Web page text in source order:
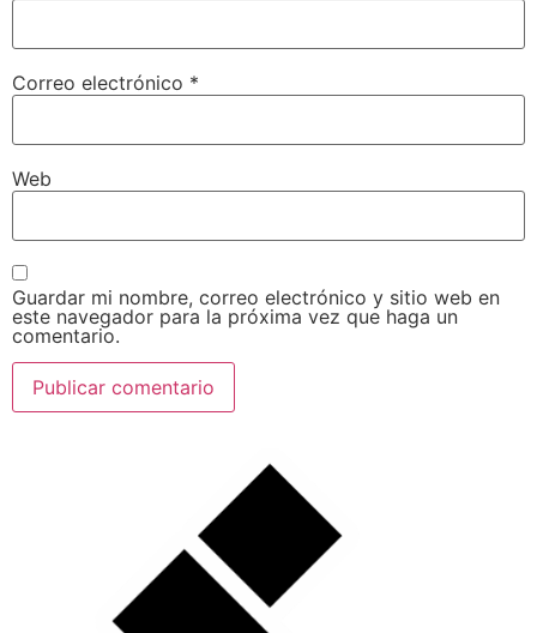
Correo electrónico *
Web
Guardar mi nombre, correo electrónico y sitio web en
este navegador para la próxima vez que haga un
comentario.